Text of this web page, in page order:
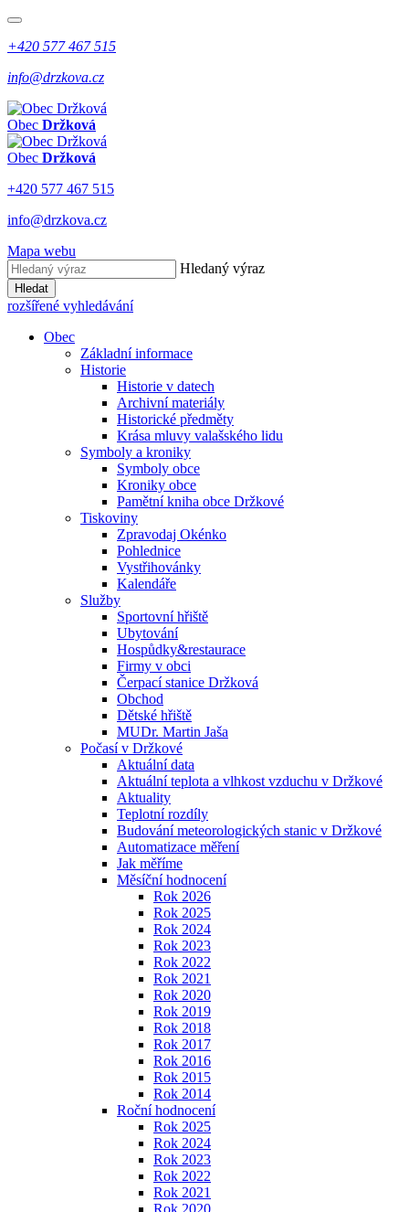
+420 577 467 515
info@drzkova.cz
Obec Držková
Obec Držková
+420 577 467 515
info@drzkova.cz
Mapa webu
Hledaný výraz
Hledat
rozšířené vyhledávání
Obec
Základní informace
Historie
Historie v datech
Archivní materiály
Historické předměty
Krása mluvy valašského lidu
Symboly a kroniky
Symboly obce
Kroniky obce
Pamětní kniha obce Držkové
Tiskoviny
Zpravodaj Okénko
Pohlednice
Vystřihovánky
Kalendáře
Služby
Sportovní hřiště
Ubytování
Hospůdky&restaurace
Firmy v obci
Čerpací stanice Držková
Obchod
Dětské hřiště
MUDr. Martin Jaša
Počasí v Držkové
Aktuální data
Aktuální teplota a vlhkost vzduchu v Držkové
Aktuality
Teplotní rozdíly
Budování meteorologických stanic v Držkové
Automatizace měření
Jak měříme
Měsíční hodnocení
Rok 2026
Rok 2025
Rok 2024
Rok 2023
Rok 2022
Rok 2021
Rok 2020
Rok 2019
Rok 2018
Rok 2017
Rok 2016
Rok 2015
Rok 2014
Roční hodnocení
Rok 2025
Rok 2024
Rok 2023
Rok 2022
Rok 2021
Rok 2020